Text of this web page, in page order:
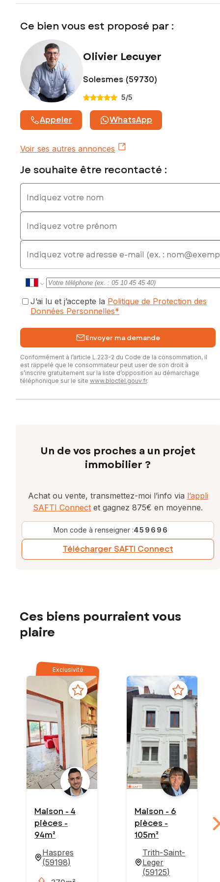
Honoraires charge vendeur
Contactez votre conseiller SAFTI : Olivier LECUYER, Tél. :
0629695291, E-mail : olivier.lecuyer@safti.fr - EI - Agent
commercial immatriculé au RSAC de DOUAI sous le numéro
818 392 466
Ce bien vous est proposé par :
Olivier Lecuyer
Solesmes (59730)
5/5
Appeler WhatsApp
Voir ses autres annonces
Je souhaite être recontacté :
Indiquez votre nom
Indiquez votre prénom
E-mail
J’ai lu et j’accepte la Politique de Protection des
Données Personnelles*
Envoyer ma demande
Conformément à l’article L.223-2 du Code de la consommation, il
est rappelé que le consommateur peut user de son droit à
s’inscrire gratuitement sur la liste d’opposition au démarchage
téléphonique sur le site www.bloctel.gouv.fr.
Un de vos proches a un projet
immobilier ?
Achat ou vente, transmettez-moi l’info via l’appli
SAFTI Connect et gagnez 875€ en moyenne.
Mon code à renseigner :459696
Télécharger SAFTI Connect
Ces biens pourraient vous
plaire
Exclusivité
Maison - 4
pièces -
94m²
Haspres
(59198)
Maison - 6
pièces -
105m²
Trith-Saint-
Leger
(59125)